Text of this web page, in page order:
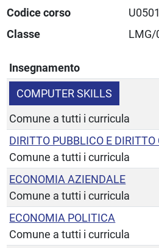
Codice corso
U0501
Classe
LMG/
Insegnamento
COMPUTER SKILLS
Comune a tutti i curricula
DIRITTO PUBBLICO E
Comune a tutti i curricula
ECONOMIA AZIENDALE
Comune a tutti i curricula
ECONOMIA POLITICA
Comune a tutti i curricula